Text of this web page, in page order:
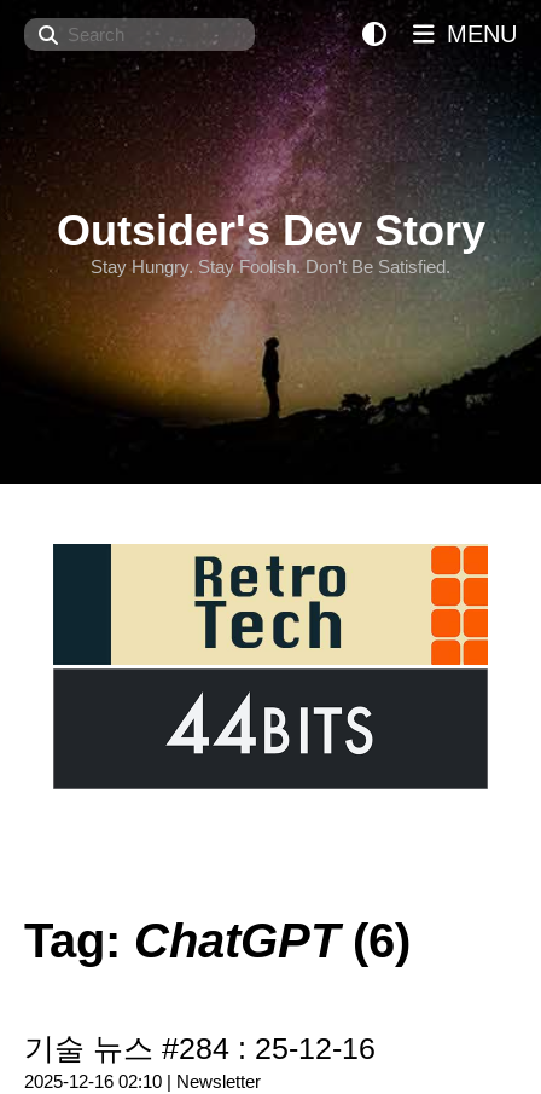
Search
Outsider's Dev Story
Stay Hungry. Stay Foolish. Don't Be Satisfied.
MENU
Tag: ChatGPT(6)
기술 뉴스 #284 : 25-12-16
2025-12-16 02:10 | Newsletter